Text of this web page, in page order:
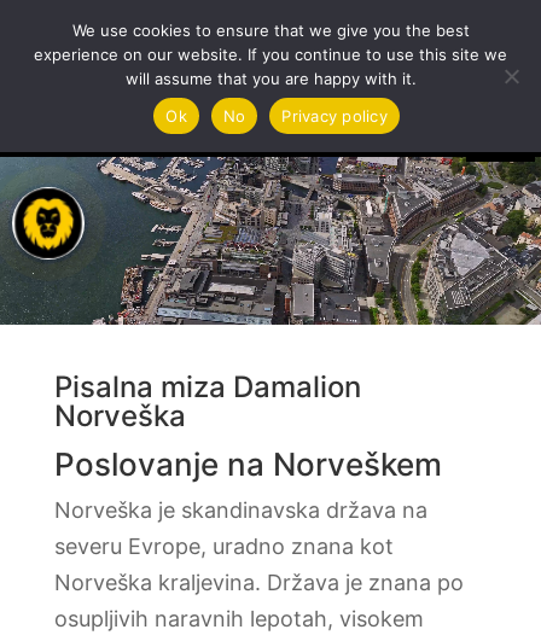
Pisalna miza Damalion
Norveška
Poslovanje na Norveškem
Norveška je skandinavska država na
severu Evrope, uradno znana kot
Norveška kraljevina. Država je znana po
osupljivih naravnih lepotah, visokem
We use cookies to ensure that we give you the best
experience on our website. If you continue to use this site we
will assume that you are happy with it.
Ok
No Privacy policy